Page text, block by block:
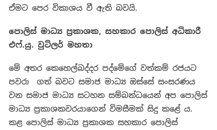
ඒමට පෙර විකාශය වී ඇති බවයි.
පොලිස් මාධ්‍ය ප්‍රකාශක, සහකාර පොලිස් අධිකාරී
එෆ්.යු. වුට්ලර් මහතා
මේ අතර කෙහෙල්බද්දර පද්මේගේ වත්කම් රජයට
පවරා ගත් බවට සමාජ මාධ්‍ය ඔස්සේ සංසරණය
වන සමාජ මාධ්‍ය සටහන සම්බන්ධයෙන් අප පොලිස්
මාධ්‍ය ප්‍රකාශකවරයාගෙන් විමසීමක් සිදු කළේ ය.
කළ පොලිස් මාධ්‍ය ප්‍රකාශක සහකාර පොලිස්